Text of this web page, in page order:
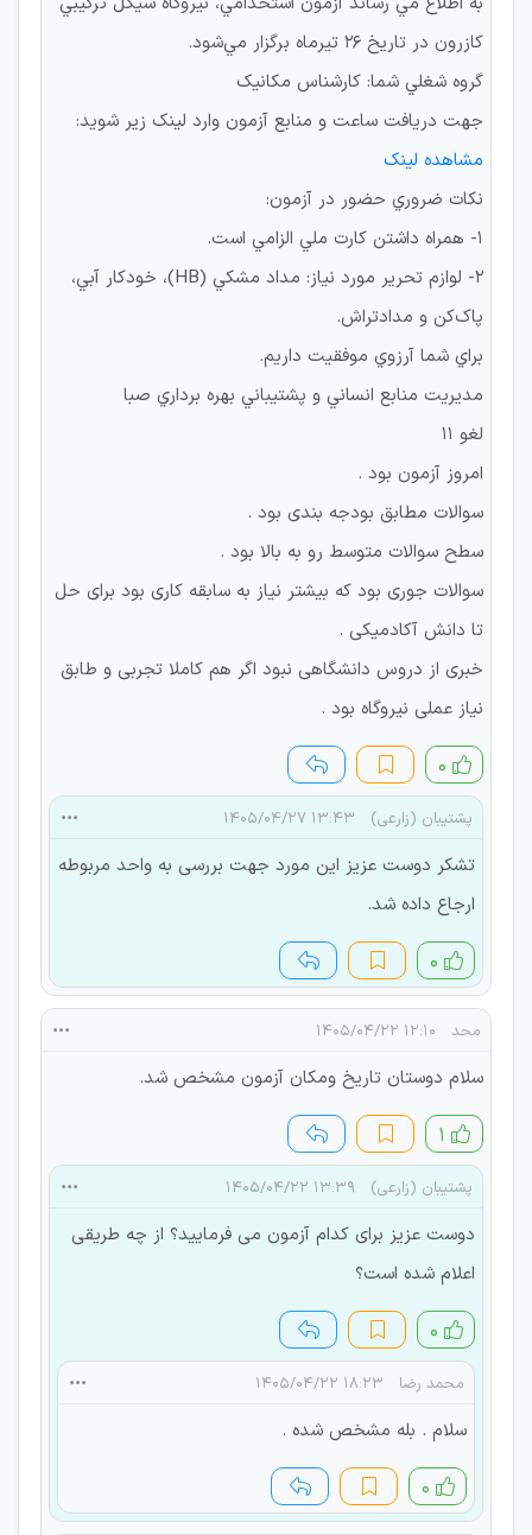
كازرون در تاريخ ۲۶ تيرماه برگزار مي‌شود.
گروه شغلي شما: كارشناس مكانيك
جهت دريافت ساعت و منابع آزمون وارد لينك زير شويد:
مشاهده لینک
نكات ضروري حضور در آزمون:
۱- همراه داشتن كارت ملي الزامي است.
۲- لوازم تحرير مورد نياز: مداد مشكي (HB)، خودكار آبي،
پاك‌كن و مدادتراش.
براي شما آرزوي موفقيت داريم.
مديريت منابع انساني و پشتيباني بهره برداري صبا
لغو 11
امروز آزمون بود .
سوالات مطابق بودجه بندی بود .
سطح سوالات متوسط رو به بالا بود .
سوالات جوری بود که بیشتر نیاز به سابقه کاری بود برای حل
تا دانش آکادمیکی .
خبری از دروس دانشگاهی نبود اگر هم کاملا تجربی و طابق
نیاز عملی نیروگاه بود .
۰
پشتیبان (زارعی) ۱۳:۴۳ ۱۴۰۵/۰۴/۲۷
تشکر دوست عزیز این مورد جهت بررسی به واحد مربوطه
ارجاع داده شد.
۰
محد ۱۲:۱۰ ۱۴۰۵/۰۴/۲۲
سلام دوستان تاریخ ومکان آزمون مشخص شد.
۱
پشتیبان (زارعی) ۱۳:۳۹ ۱۴۰۵/۰۴/۲۲
دوست عزیز برای کدام آزمون می فرمایید؟ از چه طریقی
اعلام شده است؟
۰
محمد رضا ۱۸:۲۳ ۱۴۰۵/۰۴/۲۲
سلام . بله مشخص شده .
۰